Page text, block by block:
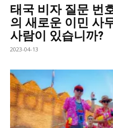
태국 비자 질문 번
의 새로운 이민 사
사람이 있습니까?
2023-04-13